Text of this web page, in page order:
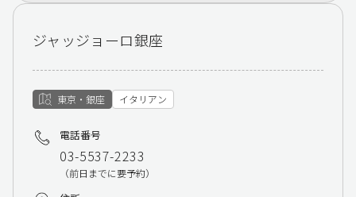
ジャッジョーロ銀座
東京・銀座 イタリアン
電話番号
03-5537-2233
（前日までに要予約）